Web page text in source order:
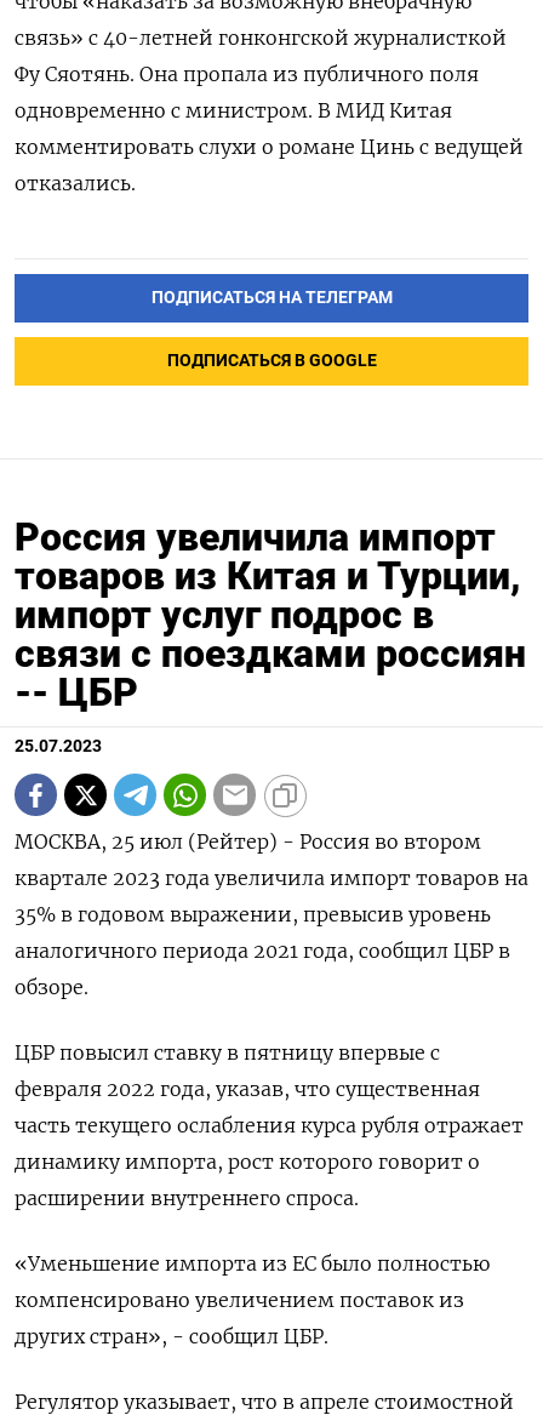
связь» с 40-летней гонконгской журналисткой
Фу Сяотянь. Она пропала из публичного поля
одновременно с министром. В МИД Китая
комментировать слухи о романе Цинь с ведущей
отказались.
ПОДПИСАТЬСЯ НА ТЕЛЕГРАМ
ПОДПИСАТЬСЯ В GOOGLE
Россия увеличила импорт
товаров из Китая и Турции,
импорт услуг подрос в
связи с поездками россиян
-- ЦБР
25.07.2023
МОСКВА, 25 июл (Рейтер) - Россия во втором
квартале 2023 года увеличила импорт товаров на
35% в годовом выражении, превысив уровень
аналогичного периода 2021 года, сообщил ЦБР в
обзоре.
ЦБР повысил ставку в пятницу впервые с
февраля 2022 года, указав, что существенная
часть текущего ослабления курса рубля отражает
динамику импорта, рост которого говорит о
расширении внутреннего спроса.
«Уменьшение импорта из ЕС было полностью
компенсировано увеличением поставок из
других стран», - сообщил ЦБР.
Регулятор указывает, что в апреле стоимостной